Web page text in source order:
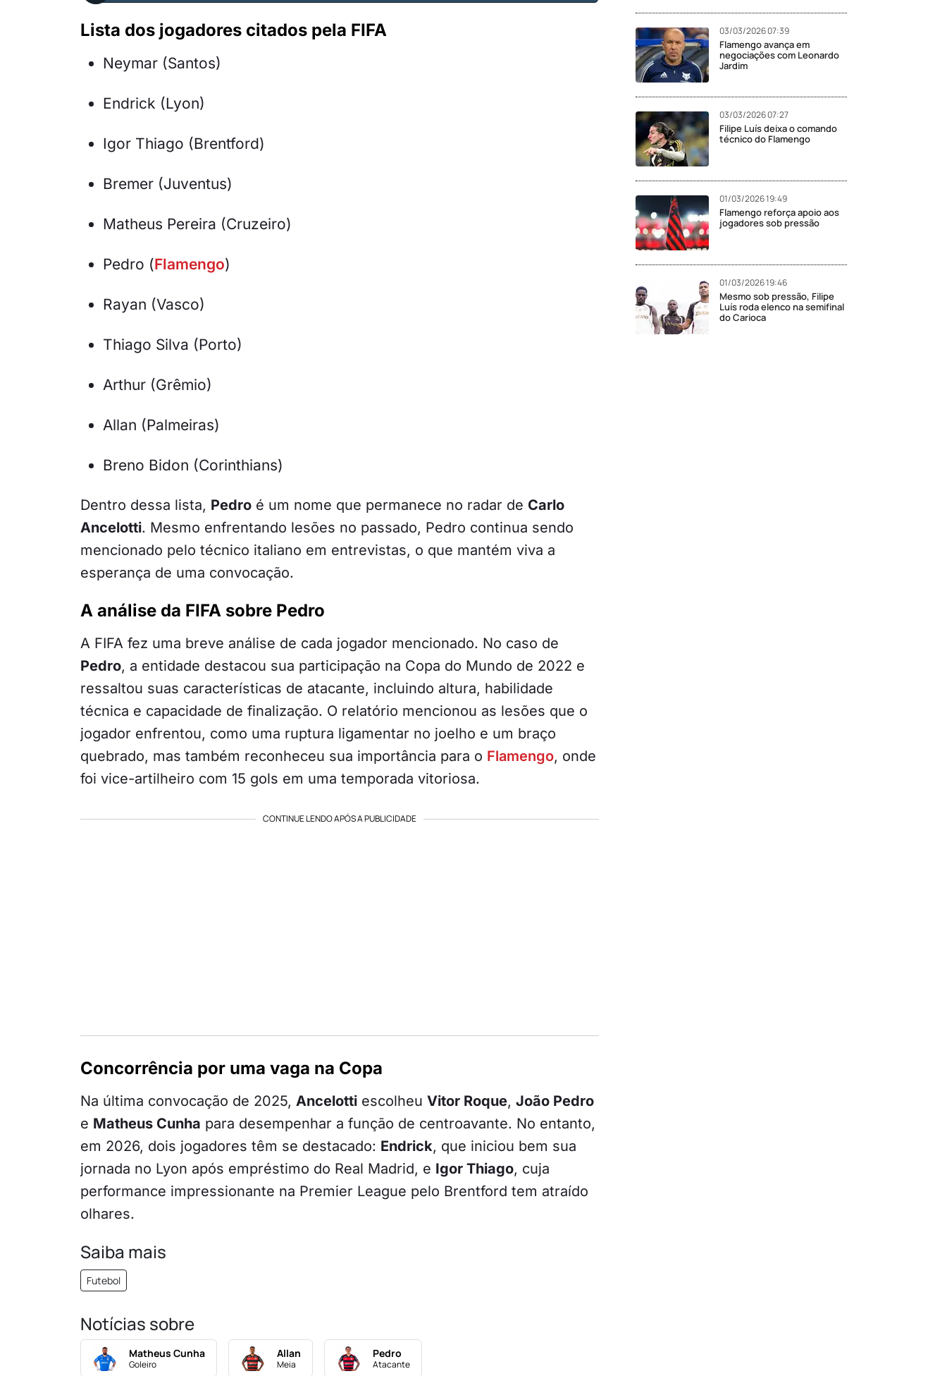
Lista dos jogadores citados pela FIFA
Neymar (Santos)
Endrick (Lyon)
Igor Thiago (Brentford)
Bremer (Juventus)
Matheus Pereira (Cruzeiro)
Pedro (Flamengo)
Rayan (Vasco)
Thiago Silva (Porto)
Arthur (Grêmio)
Allan (Palmeiras)
Breno Bidon (Corinthians)
Dentro dessa lista, Pedro é um nome que permanece no radar de Carlo
Ancelotti. Mesmo enfrentando lesões no passado, Pedro continua sendo
mencionado pelo técnico italiano em entrevistas, o que mantém viva a
esperança de uma convocação.
A análise da FIFA sobre Pedro
A FIFA fez uma breve análise de cada jogador mencionado. No caso de
Pedro, a entidade destacou sua participação na Copa do Mundo de 2022 e
ressaltou suas características de atacante, incluindo altura, habilidade
técnica e capacidade de finalização. O relatório mencionou as lesões que o
jogador enfrentou, como uma ruptura ligamentar no joelho e um braço
quebrado, mas também reconheceu sua importância para o Flamengo, onde
foi vice-artilheiro com 15 gols em uma temporada vitoriosa.
CONTINUE LENDO APÓS A PUBLICIDADE
Concorrência por uma vaga na Copa
Na última convocação de 2025, Ancelotti escolheu Vitor Roque, João Pedro
e Matheus Cunha para desempenhar a função de centroavante. No entanto,
em 2026, dois jogadores têm se destacado: Endrick, que iniciou bem sua
jornada no Lyon após empréstimo do Real Madrid, e Igor Thiago, cuja
performance impressionante na Premier League pelo Brentford tem atraído
olhares.
Saiba mais
Futebol
Notícias sobre
Matheus Cunha
Goleiro
Allan
Meia
Pedro
Atacante
03/03/2026 07:39
Flamengo avança em
negociações com Leonardo
Jardim
03/03/2026 07:27
Filipe Luís deixa o comando
técnico do Flamengo
01/03/2026 19:49
Flamengo reforça apoio aos
jogadores sob pressão
01/03/2026 19:46
Mesmo sob pressão, Filipe
Luís roda elenco na semifinal
do Carioca